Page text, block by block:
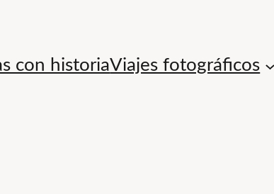
con historiaViajes fotográficos